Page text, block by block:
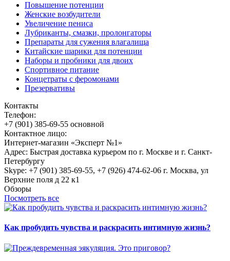
Повышение потенции
Женские возбудители
Увеличение пениса
Лубриканты, смазки, пролонгаторы
Препараты для сужения влагалища
Китайские шарики для потенции
Наборы и пробники для двоих
Спортивное питание
Концетраты с феромонами
Презервативы
Контакты
Телефон:
+7 (901) 385-69-55 основной
Контактное лицо:
Интернет-магазин «Эксперт №1»
Адрес: Быстрая доставка курьером по г. Москве и г. Санкт-
Петербургу
Skype: +7 (901) 385-69-55, +7 (926) 474-62-06 г. Москва, ул
Верхние поля д 22 к1
Обзоры
Посмотреть все
Как пробудить чувства и раскрасить интимную жизнь?